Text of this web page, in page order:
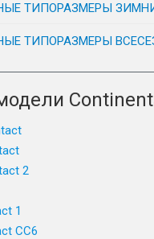
ТИПОРАЗМЕРЫ
ТИПОРАЗМЕРЫ
2
1
CC6